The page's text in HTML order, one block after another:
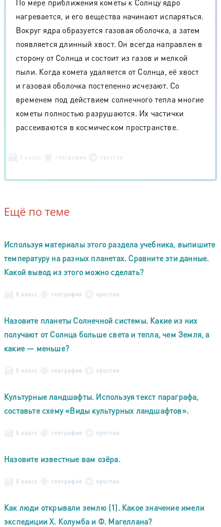
По мере приближения кометы к Солнцу ядро
нагревается, и его вещества начинают испаряться.
Вокруг ядра образуется газовая оболочка, а затем
появляется длинный хвост. Он всегда направлен в
сторону от Солнца и состоит из газов и мелкой
пыли. Когда комета удаляется от Солнца, её хвост
и газовая оболочка постепенно исчезают. Со
временем под действием солнечного тепла многие
кометы полностью разрушаются. Их частички
рассеиваются в космическом пространстве.
5 класс география простая
Ещё по теме
Используя материалы этого раздела учебника, выпишите
температуру на разных планетах. Сравните эти данные.
Какой вывод из этого можно сделать?
5 класс география простая
Назовите планеты Солнечной системы. Какие из них
получают от Солнца больше света и тепла, чем Земля, а
какие — меньше?
5 класс география простая
Культурные ландшафты. Используя текст параграфа,
составьте схему «Виды культурных ландшафтов».
5 класс география простая
Назовите известные вам озёра.
5 класс география простая
Как люди открывали землю (1). Какое значение имели
экспедиции X. Колумба и Ф. Магеллана?